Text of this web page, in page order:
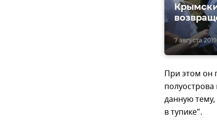
7 августа
При этом он
данную
в тупике".